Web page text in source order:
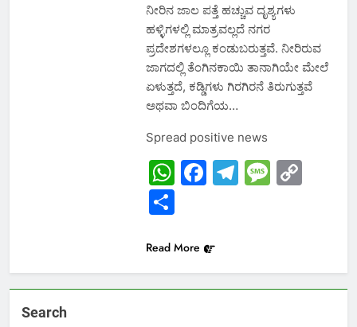
ನೀರಿನ ಜಾಲ ಪತ್ತೆ ಹಚ್ಚುವ ದೃಶ್ಯಗಳು
ಹಳ್ಳಿಗಳಲ್ಲಿ ಮಾತ್ರವಲ್ಲದೆ ನಗರ
ಪ್ರದೇಶಗಳಲ್ಲೂ ಕಂಡುಬರುತ್ತವೆ. ನೀರಿರುವ
ಜಾಗದಲ್ಲಿ ತೆಂಗಿನಕಾಯಿ ತಾನಾಗಿಯೇ ಮೇಲೆ
ಏಳುತ್ತದೆ, ಕಡ್ಡಿಗಳು ಗಿರಗಿರನೆ ತಿರುಗುತ್ತವೆ
ಅಥವಾ ಬಿಂದಿಗೆಯ…
Spread positive news
WhatsApp
Facebook
Telegram
Share
Read More
Search